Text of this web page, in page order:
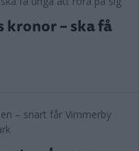
– ska få